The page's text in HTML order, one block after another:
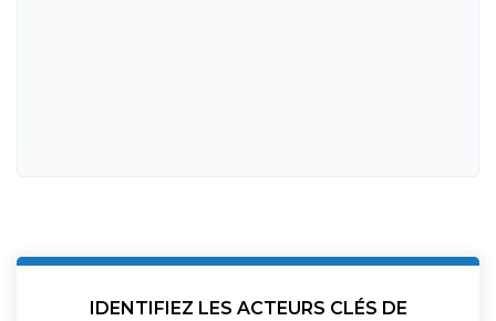
IDENTIFIEZ LES ACTEURS CLÉS DE